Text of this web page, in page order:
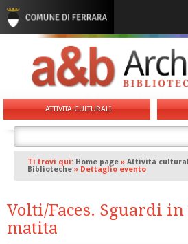
ATTIVITA CULTURALI
Ti trovi qui: Home page » Attività
Biblioteche » Dettaglio evento
Volti/Faces. Sguardi
matita